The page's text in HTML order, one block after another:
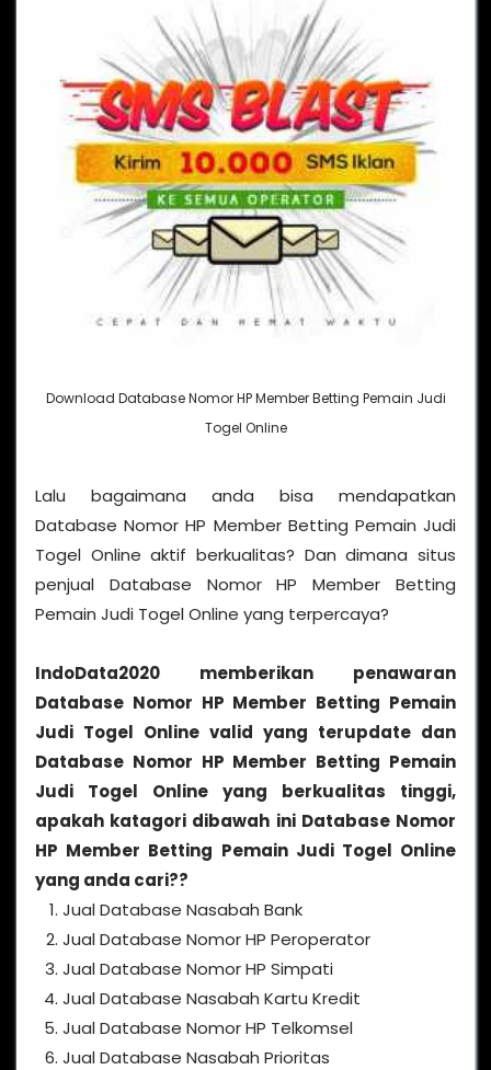
Download Database Nomor HP Member Betting Pemain Judi
Togel Online
Lalu bagaimana anda bisa mendapatkan
Database Nomor HP Member Betting Pemain Judi
Togel Online aktif berkualitas? Dan dimana situs
penjual Database Nomor HP Member Betting
Pemain Judi Togel Online yang terpercaya?
IndoData2020 memberikan penawaran
Database Nomor HP Member Betting Pemain
Judi Togel Online valid yang terupdate dan
Database Nomor HP Member Betting Pemain
Judi Togel Online yang berkualitas tinggi,
apakah katagori dibawah ini Database Nomor
HP Member Betting Pemain Judi Togel Online
yang anda cari??
Jual Database Nasabah Bank
Jual Database Nomor HP Peroperator
Jual Database Nomor HP Simpati
Jual Database Nasabah Kartu Kredit
Jual Database Nomor HP Telkomsel
Jual Database Nasabah Prioritas